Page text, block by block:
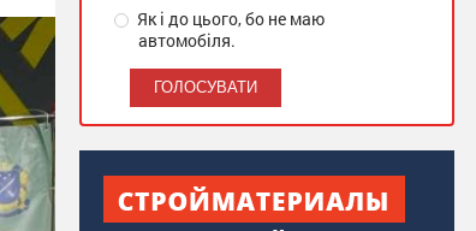
Як і до цього, бо не маю
автомобіля.